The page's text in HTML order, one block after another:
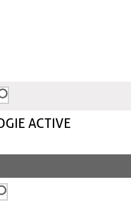
ACTIVE